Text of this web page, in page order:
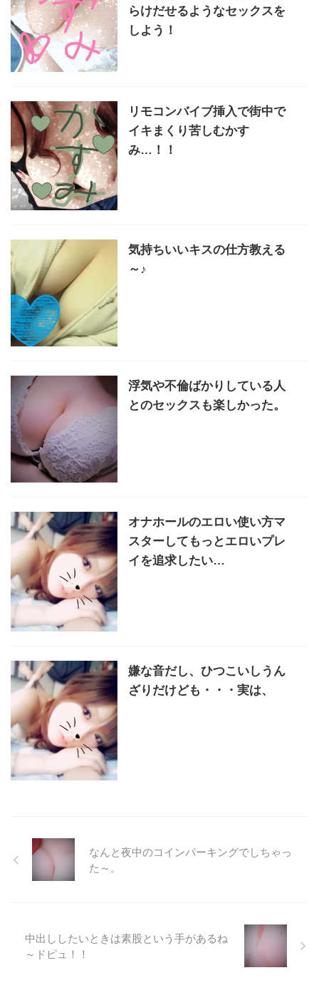
らけだせるようなセックスを
しよう！
リモコンバイブ挿入で街中で
イキまくり苦しむかす
み…！！
気持ちいいキスの仕方教える
～♪
浮気や不倫ばかりしている人
とのセックスも楽しかった。
オナホールのエロい使い方マ
スターしてもっとエロいプレ
イを追求したい…
嫌な音だし、ひつこいしうん
ざりだけども・・・実は、
なんと夜中のコインパーキングでしちゃっ
た～。
中出ししたいときは素股という手があるね
～ドピュ！！